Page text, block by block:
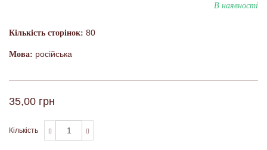
В наявності
Кількість сторінок: 80
Мова: російська
35,00 грн
Кількість